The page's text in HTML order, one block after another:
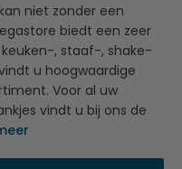
niet zonder een
biedt een zeer
, staaf-, shake-
u hoogwaardige
Voor al uw
vindt u bij ons de